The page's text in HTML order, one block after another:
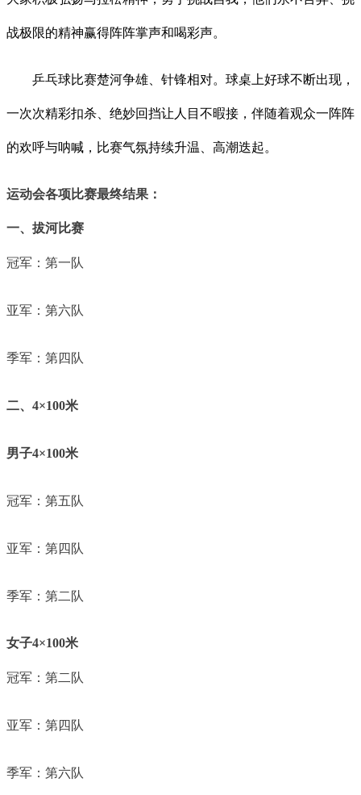
战极限的精神赢得阵阵掌声和喝彩声。
乒乓球比赛楚河争雄、针锋相对。球桌上好球不断出现，
一次次精彩扣杀、绝妙回挡让人目不暇接，伴随着观众一阵阵
的欢呼与呐喊，比赛气氛持续升温、高潮迭起。
运动会各项比赛最终结果：
一、拔河比赛
冠军：第一队
亚军：第六队
季军：第四队
二、 4×100米
男子4×100米
冠军：第五队
亚军：第四队
季军：第二队
女子4×100米
冠军：第二队
亚军：第四队
季军：第六队